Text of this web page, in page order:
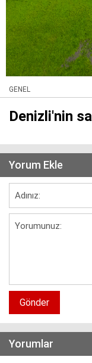
GENEL
Denizli'nin
Yorum Ekle
Gönder
Yorumlar